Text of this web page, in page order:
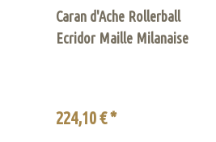
Caran d'Ache Rollerball
Ecridor Maille Milanaise
224,10 € *